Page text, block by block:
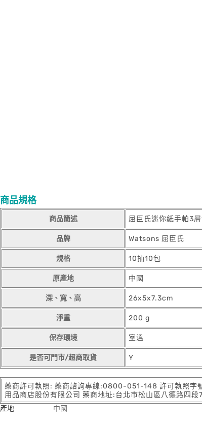
商品規格
商品簡述 屈臣氏迷你紙手帕3
品牌 Watsons 屈臣氏
規格 10抽10包
原產地 中國
深、寬、高 26x5x7.3cm
淨重 200 g
保存環境 室溫
是否可門市/超商取貨 Y
藥商許可執照: 藥商諮詢專線:0800-051-148 許可執照字
用品商店股份有限公司 藥商地址:台北市松山區八德路四
產地
中國